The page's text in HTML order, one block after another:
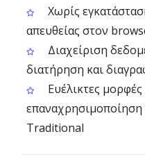
Χωρίς
απευθείας στον
Διαχείριση
διατήρηση και
Ευέλικτες
Traditional